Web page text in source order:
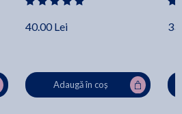
40.00 Lei
Adaugă în coș